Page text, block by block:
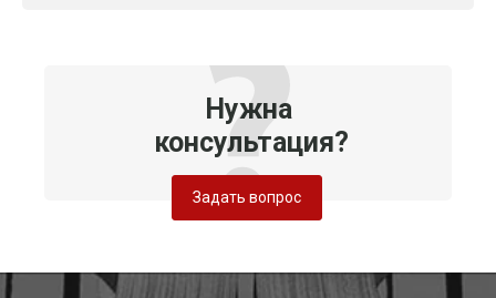
Нужна
консультация?
Задать вопрос